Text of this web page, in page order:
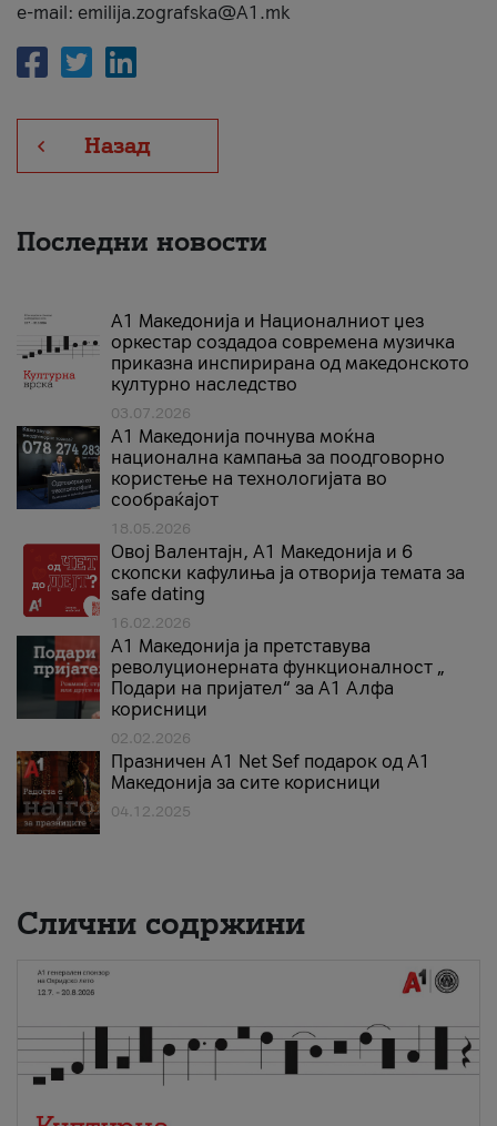
e-mail: emilija.zografska@A1.mk
Назад
Последни новости
А1 Македонија и Националниот џез
оркестар создадоа современа музичка
приказна инспирирана од македонското
културно наследство
03.07.2026
A1 Македонија почнува моќна
национална кампања за поодговорно
користење на технологијата во
сообраќајот
18.05.2026
Овој Валентајн, A1 Македонија и 6
скопски кафулиња ја отворија темата за
safe dating
16.02.2026
А1 Македонија ја претставува
револуционерната функционалност „
Подари на пријател“ за А1 Алфа
корисници
02.02.2026
Празничен A1 Net Sеf подарок од А1
Македонија за сите корисници
04.12.2025
Слични содржини